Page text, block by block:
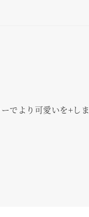
でより可愛いを+しま